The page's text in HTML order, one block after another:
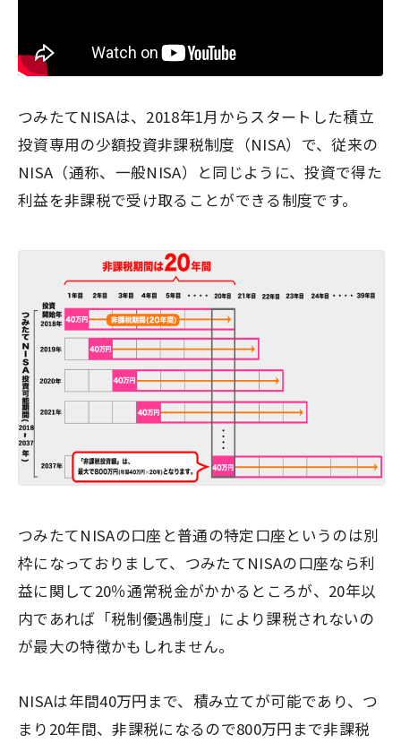
つみたてNISAは、2018年1月からスタートした積立
投資専用の少額投資非課税制度（NISA）で、従来の
NISA（通称、一般NISA）と同じように、投資で得た
利益を非課税で受け取ることができる制度です。
つみたてNISAの口座と普通の特定口座というのは別
枠になっておりまして、つみたてNISAの口座なら利
益に関して20％通常税金がかかるところが、 20年以
内であれば「税制優遇制度」により課税されないの
が最大の特徴かもしれません。
NISAは年間40万円まで、積み立てが可能であり、つ
まり20年間、非課税になるので800万円まで非課税